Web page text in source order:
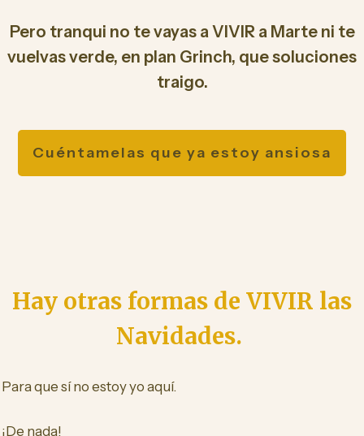
Pero tranqui no te vayas a VIVIR a Marte ni te
vuelvas verde, en plan Grinch, que soluciones
traigo.
Cuéntamelas que ya estoy ansiosa
Hay otras formas de VIVIR las
Navidades.
Para que sí no estoy yo aquí.
¡De nada!